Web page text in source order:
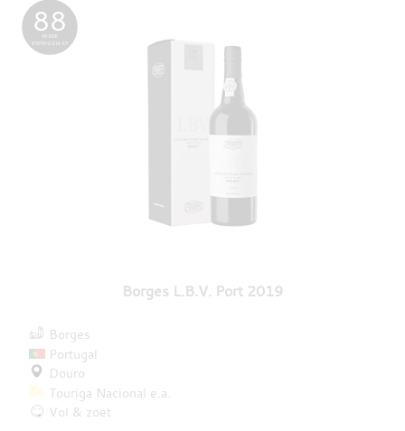
Borges L.B.V. Port 2019
88
WINE
ENTHUSIAST
Borges
Portugal
Douro
Touriga Nacional e.a.
Vol & zoet